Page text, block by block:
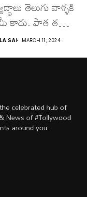
తెలుగు వాళ్ళకి
కాదు. పాత తరం
నుంచి నేటి...
SAI MARCH 11, 2024
celebrated hub of
News of #Tollywood
around you.